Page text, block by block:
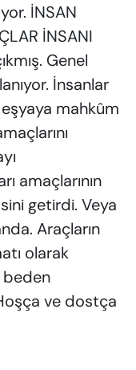
İNSAN
İNSANI
Genel
İnsanlar
mahkûm
amaçlarının
getirdi. Veya
Araçların
olarak
beden
ve dostça